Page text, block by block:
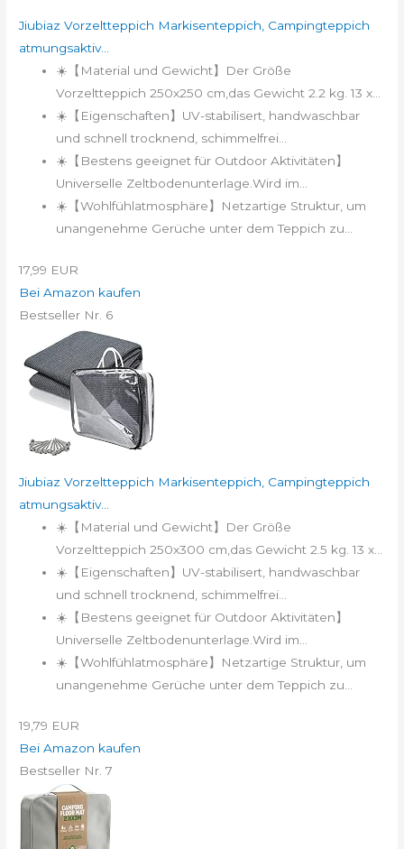
Jiubiaz Vorzeltteppich Markisenteppich, Campingteppich
atmungsaktiv...
☀️【Material und Gewicht】Der Größe
Vorzeltteppich 250x250 cm,das Gewicht 2.2 kg. 13 x...
☀️【Eigenschaften】UV-stabilisert, handwaschbar
und schnell trocknend, schimmelfrei...
☀️【Bestens geeignet für Outdoor Aktivitäten】
Universelle Zeltbodenunterlage.Wird im...
☀️【Wohlfühlatmosphäre】Netzartige Struktur, um
unangenehme Gerüche unter dem Teppich zu...
17,99 EUR
Bei Amazon kaufen
Bestseller Nr. 6
Jiubiaz Vorzeltteppich Markisenteppich, Campingteppich
atmungsaktiv...
☀️【Material und Gewicht】Der Größe
Vorzeltteppich 250x300 cm,das Gewicht 2.5 kg. 13 x...
☀️【Eigenschaften】UV-stabilisert, handwaschbar
und schnell trocknend, schimmelfrei...
☀️【Bestens geeignet für Outdoor Aktivitäten】
Universelle Zeltbodenunterlage.Wird im...
☀️【Wohlfühlatmosphäre】Netzartige Struktur, um
unangenehme Gerüche unter dem Teppich zu...
19,79 EUR
Bei Amazon kaufen
Bestseller Nr. 7